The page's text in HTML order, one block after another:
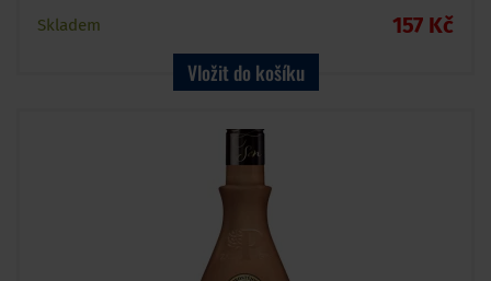
Skladem 157 Kč
Vložit do košíku